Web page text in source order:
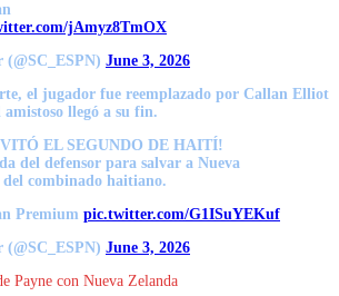
jAmyz8TmOX
June 3, 2026
el jugador fue reemplazado por Callan Elliot
amistoso llegó a su fin.
EL SEGUNDO DE HAITÍ!
del defensor para salvar a Nueva
combinado haitiano.
Premium pic.twitter.com/G1ISuYEKuf
June 3, 2026
Payne con Nueva Zelanda